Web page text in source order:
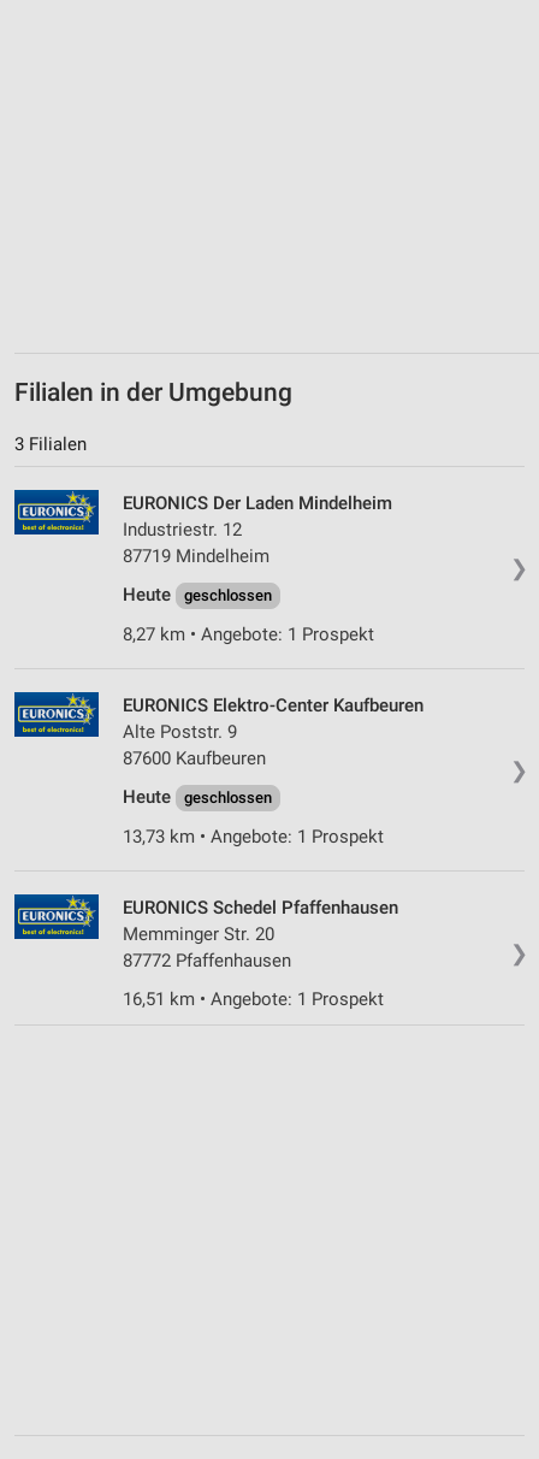
Filialen in der Umgebung
3 Filialen
❯
EURONICS Der Laden Mindelheim
Industriestr. 12
87719 Mindelheim
Heute
geschlossen
8,27 km • Angebote: 1 Prospekt
❯
EURONICS Elektro-Center Kaufbeuren
Alte Poststr. 9
87600 Kaufbeuren
Heute
geschlossen
13,73 km • Angebote: 1 Prospekt
❯
EURONICS Schedel Pfaffenhausen
Memminger Str. 20
87772 Pfaffenhausen
16,51 km • Angebote: 1 Prospekt
Inhalten
IAB-Besonderheiten:
Verwendung genauer Standortdaten
Geräte anhand von aktiv angeforderten
Informationen identifizieren
Notwendig
Performance